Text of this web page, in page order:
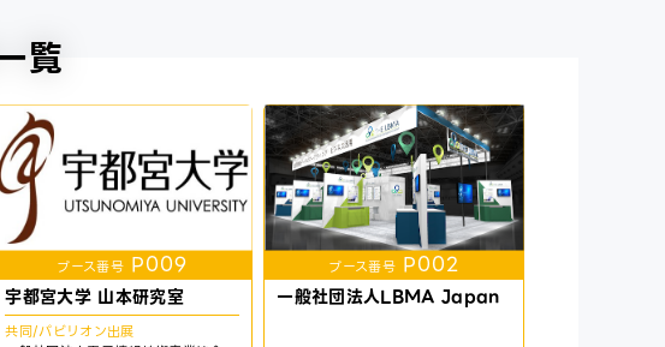
覧
ブース番号P009
宇都宮大学 山本研究室
共同/パビリオン出展
ブース番号P002
一般社団法人LBMA Japan